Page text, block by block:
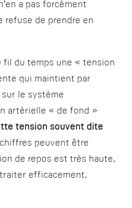
a pas forcément
refuse de prendre en
fil du temps une « tension
qui maintient par
sur le système
artérielle « de fond »
tension souvent dite
peuvent être
de repos est très haute,
efficacement,